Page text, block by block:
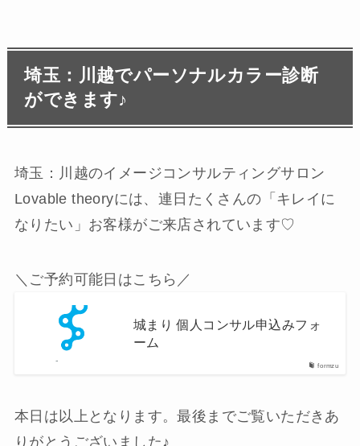
埼玉：川越でパーソナルカラー診断
ができます♪
埼玉：川越のイメージコンサルティングサロン
Lovable theoryには、連日たくさんの「キレイに
なりたい」お客様がご来店されています♡
＼ご予約可能日はこちら／
formzu
城まり 個人コンサル申込みフォ
ーム
本日は以上となります。最後までご覧いただきあ
りがとうございました♪